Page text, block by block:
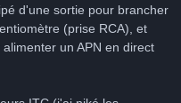
d'une sortie pour brancher
(prise RCA), et
un APN en direct